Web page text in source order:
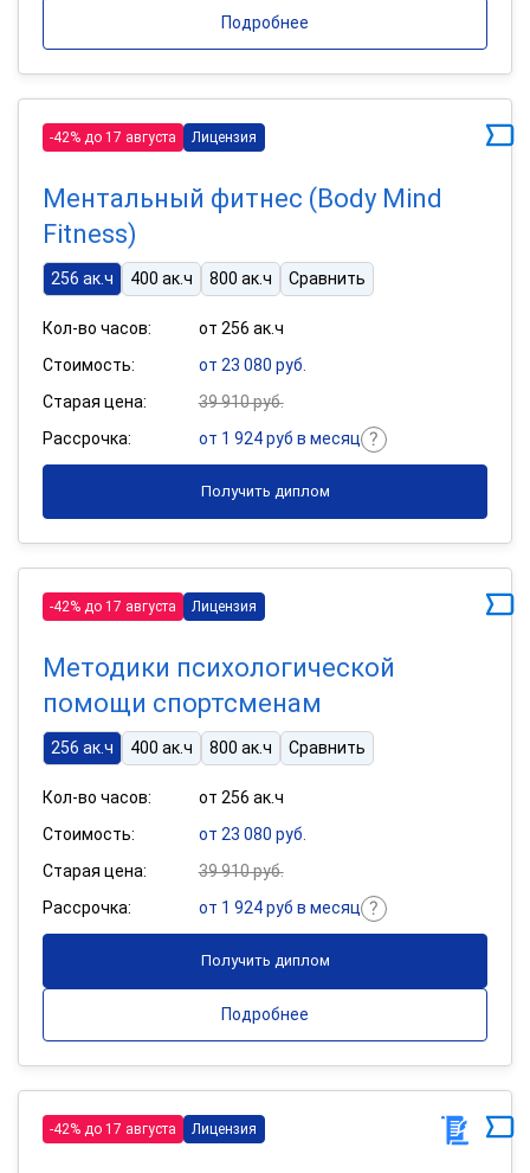
Подробнее
-42% до 17 августа Лицензия
Ментальный фитнес (Body Mind
Fitness)
256 ак.ч 400 ак.ч 800 ак.ч Сравнить
Кол-во часов:
от 256 ак.ч
Стоимость:
от 23 080 руб.
Старая цена:
39 910 руб.
Рассрочка:
от 1 924 руб в месяц
Получить диплом
-42% до 17 августа Лицензия
Методики психологической
помощи спортсменам
256 ак.ч 400 ак.ч 800 ак.ч Сравнить
Кол-во часов:
от 256 ак.ч
Стоимость:
от 23 080 руб.
Старая цена:
39 910 руб.
Рассрочка:
от 1 924 руб в месяц
Получить диплом
Подробнее
-42% до 17 августа Лицензия